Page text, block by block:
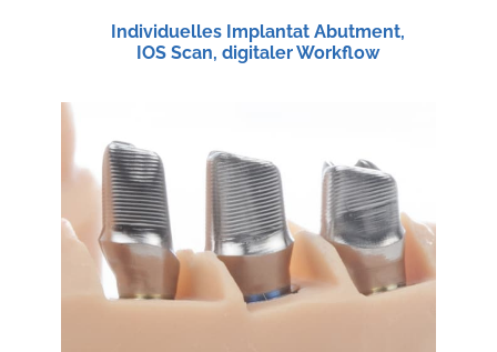
Individuelles Implantat Abutment,
IOS Scan, digitaler Workflow